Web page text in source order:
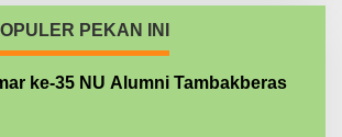
PEKAN INI
ke-35 NU Alumni Tambakberas